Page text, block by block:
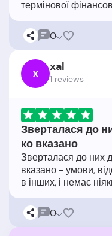
0
X xal
1 reviews
Зверталася до
ко вказано
Зверталася до них
вказано - умови,
0